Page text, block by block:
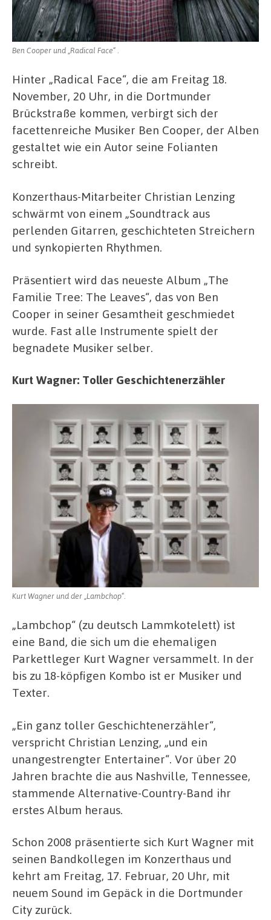
Ben Cooper und „Radical Face“ .
Hinter „Radical Face“, die am Freitag 18.
November, 20 Uhr, in die Dortmunder
Brückstraße kommen, verbirgt sich der
facettenreiche Musiker Ben Cooper, der Alben
gestaltet wie ein Autor seine Folianten
schreibt.
Konzerthaus-Mitarbeiter Christian Lenzing
schwärmt von einem „Soundtrack aus
perlenden Gitarren, geschichteten Streichern
und synkopierten Rhythmen.
Präsentiert wird das neueste Album „The
Familie Tree: The Leaves“, das von Ben
Cooper in seiner Gesamtheit geschmiedet
wurde. Fast alle Instrumente spielt der
begnadete Musiker selber.
Kurt Wagner: Toller Geschichtenerzähler
Kurt Wagner und der „Lambchop“.
„Lambchop“ (zu deutsch Lammkotelett) ist
eine Band, die sich um die ehemaligen
Parkettleger Kurt Wagner versammelt. In der
bis zu 18-köpfigen Kombo ist er Musiker und
Texter.
„Ein ganz toller Geschichtenerzähler“,
verspricht Christian Lenzing, „und ein
unangestrengter Entertainer“. Vor über 20
Jahren brachte die aus Nashville, Tennessee,
stammende Alternative-Country-Band ihr
erstes Album heraus.
Schon 2008 präsentierte sich Kurt Wagner mit
seinen Bandkollegen im Konzerthaus und
kehrt am Freitag, 17. Februar, 20 Uhr, mit
neuem Sound im Gepäck in die Dortmunder
City zurück.